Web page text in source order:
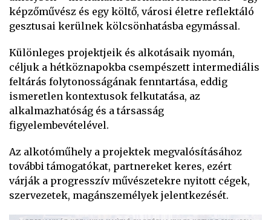
képzőművész és egy költő, városi életre reflektáló
gesztusai kerülnek kölcsönhatásba egymással.
Különleges projektjeik és alkotásaik nyomán,
céljuk a hétköznapokba csempészett intermediális
feltárás folytonosságának fenntartása, eddig
ismeretlen kontextusok felkutatása, az
alkalmazhatóság és a társasság
figyelembevételével.
Az alkotóműhely a projektek megvalósításához
további támogatókat, partnereket keres, ezért
várják a progresszív művészetekre nyitott cégek,
szervezetek, magánszemélyek jelentkezését.